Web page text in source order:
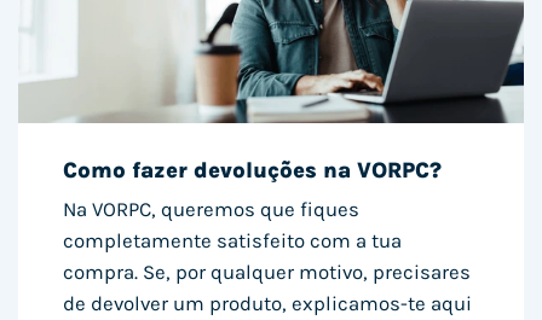
Como fazer devoluções na VORPC?
Na VORPC, queremos que fiques
completamente satisfeito com a tua
compra. Se, por qualquer motivo, precisares
de devolver um produto, explicamos-te aqui